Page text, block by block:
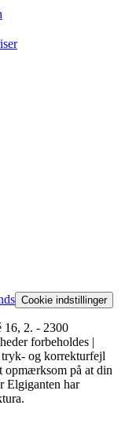
Cookie indstillinger
16, 2. - 2300
forbeholdes |
og korrekturfejl
på at din
Elgiganten har